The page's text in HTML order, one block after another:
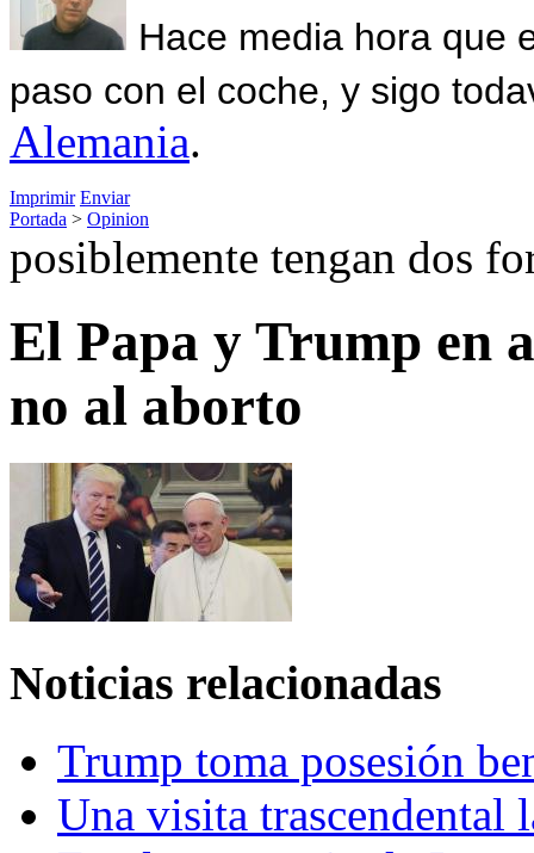
Hace media hora que
paso con el coche, y sigo
Alemania.
Imprimir Enviar
Portada > Opinion
posiblemente tengan dos
El Papa y Trump en
no al aborto
Noticias relacionadas
Trump toma posesión
Una visita trascendental